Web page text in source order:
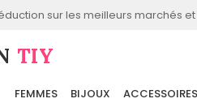
sur les meilleurs marchés
TIY
FEMMES BIJOUX ACCESSOIRES